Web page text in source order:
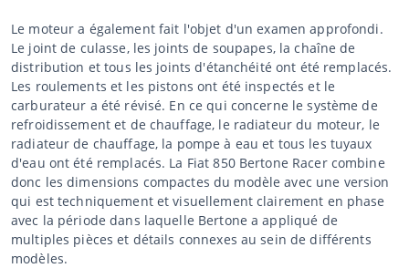
Le moteur a également fait l'objet d'un examen approfondi.
Le joint de culasse, les joints de soupapes, la chaîne de
distribution et tous les joints d'étanchéité ont été remplacés.
Les roulements et les pistons ont été inspectés et le
carburateur a été révisé. En ce qui concerne le système de
refroidissement et de chauffage, le radiateur du moteur, le
radiateur de chauffage, la pompe à eau et tous les tuyaux
d'eau ont été remplacés. La Fiat 850 Bertone Racer combine
donc les dimensions compactes du modèle avec une version
qui est techniquement et visuellement clairement en phase
avec la période dans laquelle Bertone a appliqué de
multiples pièces et détails connexes au sein de différents
modèles.